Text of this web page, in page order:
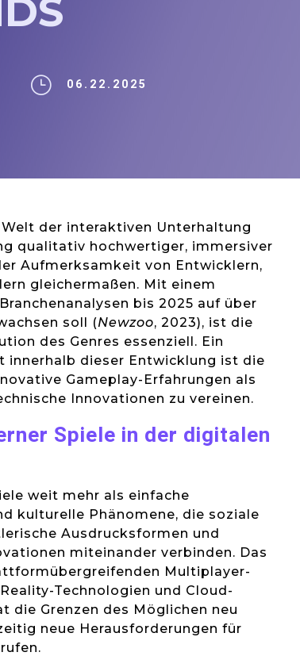
} 06.22.2025
der interaktiven Unterhaltung
qualitativ hochwertiger, immersiver
Aufmerksamkeit von Entwicklern,
gleichermaßen. Mit einem
bis 2025 auf über
soll (Newzoo, 2023), ist die
des Genres essenziell. Ein
innerhalb dieser Entwicklung ist die
Gameplay-Erfahrungen als
Innovationen zu vereinen.
Spiele in der digitalen
weit mehr als einfache
kulturelle Phänomene, die soziale
Ausdrucksformen und
miteinander verbinden. Das
Multiplayer-
Technologien und Cloud-
die Grenzen des Möglichen neu
neue Herausforderungen für